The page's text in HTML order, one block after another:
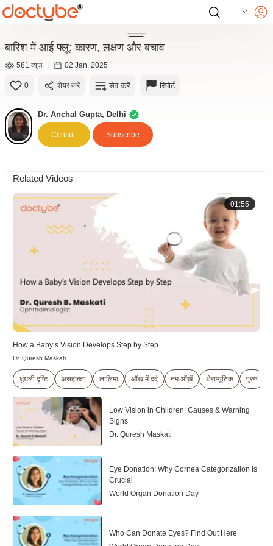
---
बारिश में आई फ्लू: कारण, लक्षण और बचाव
581 व्यूज़ | 02 Jan, 2025
0 शेयर करें सेव करें रिपोर्ट
Dr. Anchal Gupta, Delhi
Consult Subscribe
Related Videos
01:55
How a Baby’s Vision Develops Step by Step
Dr. Quresh Maskati
धुंधली दृष्टि असहजता लालिमा आँख में दर्द नम आँखें थेराप्यूटिक पुरुष
Low Vision in Children: Causes & Warning
Signs
Dr. Quresh Maskati
Eye Donation: Why Cornea Categorization Is
Crucial
World Organ Donation Day
Who Can Donate Eyes? Find Out Here